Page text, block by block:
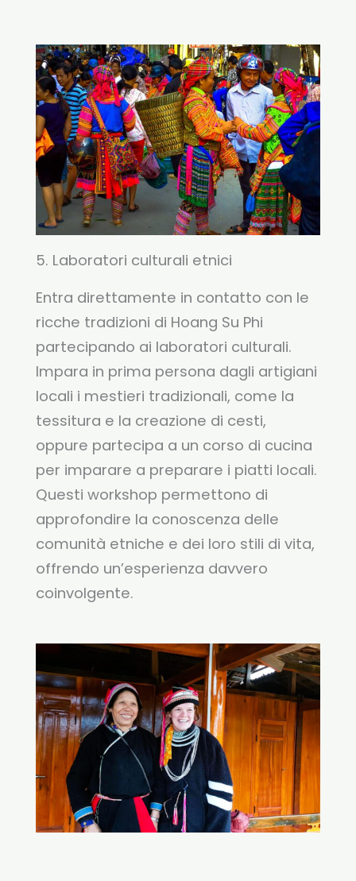
5. Laboratori culturali etnici
Entra direttamente in contatto con le
ricche tradizioni di Hoang Su Phi
partecipando ai laboratori culturali.
Impara in prima persona dagli artigiani
locali i mestieri tradizionali, come la
tessitura e la creazione di cesti,
oppure partecipa a un corso di cucina
per imparare a preparare i piatti locali.
Questi workshop permettono di
approfondire la conoscenza delle
comunità etniche e dei loro stili di vita,
offrendo un’esperienza davvero
coinvolgente.